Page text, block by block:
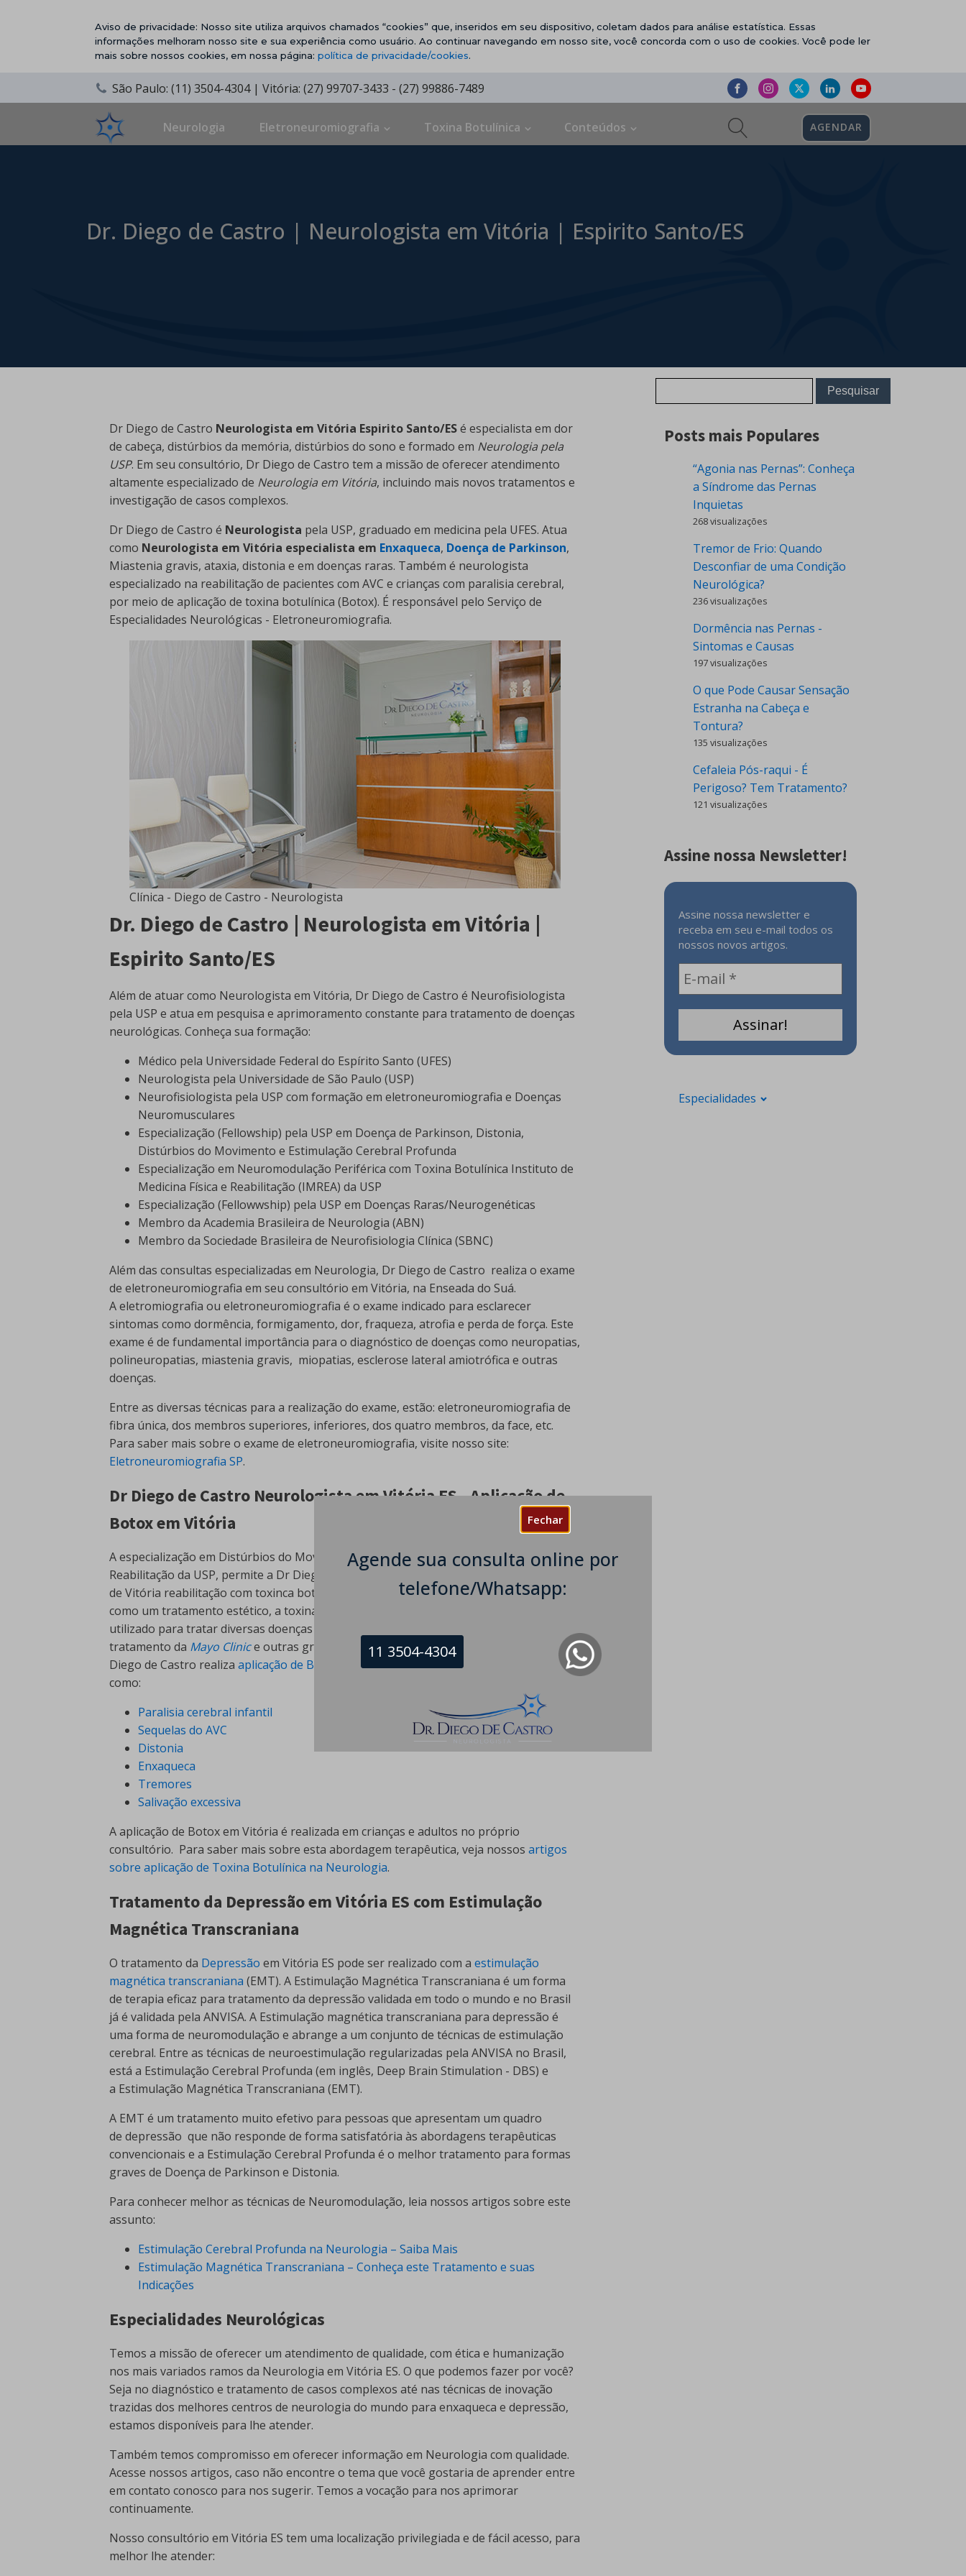
Fechar
Agende sua consulta online por
telefone/Whatsapp:
11 3504-4304
Aviso de privacidade: Nosso site utiliza arquivos chamados “cookies” que, inseridos em seu dispositivo, coletam dados para análise estatística. Essas
informações melhoram nosso site e sua experiência como usuário. Ao continuar navegando em nosso site, você concorda com o uso de cookies. Você pode ler
mais sobre nossos cookies, em nossa página: política de privacidade/cookies.
São Paulo: (11) 3504-4304 | Vitória: (27) 99707-3433 - (27) 99886-7489
Neurologia Eletroneuromiografia Toxina Botulínica Conteúdos AGENDAR
Dr. Diego de Castro | Neurologista em Vitória | Espirito Santo/ES
Dr Diego de Castro Neurologista em Vitória Espirito Santo/ESé especialista em dor
de cabeça, distúrbios da memória, distúrbios do sono e formado em Neurologia pela
USP. Em seu consultório, Dr Diego de Castro tem a missão de oferecer atendimento
altamente especializado de Neurologia em Vitória, incluindo mais novos tratamentos e
investigação de casos complexos.
Dr Diego de Castro é Neurologista pela USP, graduado em medicina pela UFES. Atua
como Neurologista em Vitória especialista em Enxaqueca, Doença de Parkinson,
Miastenia gravis, ataxia, distonia e em doenças raras. Também é neurologista
especializado na reabilitação de pacientes com AVC e crianças com paralisia cerebral,
por meio de aplicação de toxina botulínica (Botox). É responsável pelo Serviço de
Especialidades Neurológicas - Eletroneuromiografia.
Clínica - Diego de Castro - Neurologista
Dr. Diego de Castro | Neurologista em Vitória |
Espirito Santo/ES
Além de atuar como Neurologista em Vitória, Dr Diego de Castro é Neurofisiologista
pela USP e atua em pesquisa e aprimoramento constante para tratamento de doenças
neurológicas. Conheça sua formação:
Médico pela Universidade Federal do Espírito Santo (UFES)
Neurologista pela Universidade de São Paulo (USP)
Neurofisiologista pela USP com formação em eletroneuromiografia e Doenças
Neuromusculares
Especialização (Fellowship) pela USP em Doença de Parkinson, Distonia,
Distúrbios do Movimento e Estimulação Cerebral Profunda
Especialização em Neuromodulação Periférica com Toxina Botulínica Instituto de
Medicina Física e Reabilitação (IMREA) da USP
Especialização (Fellowwship) pela USP em Doenças Raras/Neurogenéticas
Membro da Academia Brasileira de Neurologia (ABN)
Membro da Sociedade Brasileira de Neurofisiologia Clínica (SBNC)
Além das consultas especializadas em Neurologia, Dr Diego de Castro realiza o exame
de eletroneuromiografia em seu consultório em Vitória, na Enseada do Suá.
A eletromiografia ou eletroneuromiografia é o exame indicado para esclarecer
sintomas como dormência, formigamento, dor, fraqueza, atrofia e perda de força. Este
exame é de fundamental importância para o diagnóstico de doenças como neuropatias,
polineuropatias, miastenia gravis, miopatias, esclerose lateral amiotrófica e outras
doenças.
Entre as diversas técnicas para a realização do exame, estão: eletroneuromiografia de
fibra única, dos membros superiores, inferiores, dos quatro membros, da face, etc.
Para saber mais sobre o exame de eletroneuromiografia, visite nosso site:
Eletroneuromiografia SP.
Dr Diego de Castro Neurologista em Vitória ES - Aplicação de
Botox em Vitória
A especialização em Distúrbios do Movimento e sua experiência no Instituto de
Reabilitação da USP, permite a Dr Diego de Castro Neurologista oferecer aos pacientes
de Vitória reabilitação com toxinca botulínica. Apesar de ser reconhecida popularmente
como um tratamento estético, a toxina botulínica (Botox) é um poderoso medicamento
utilizado para tratar diversas doenças neurológicas. Seguindo os protocolos de
tratamento da Mayo Clinice outras grandes instituições de Neurologia do mundo, Dr
Diego de Castro realiza aplicação de Botox
em Vitória para tratamento de condições
como:
Paralisia cerebral infantil
Sequelas do AVC
Distonia
Enxaqueca
Tremores
Salivação excessiva
A aplicação de Botox em Vitória é realizada em crianças e adultos no próprio
consultório. Para saber mais sobre esta abordagem terapêutica, veja nossos artigos
sobre aplicação de Toxina Botulínica na Neurologia.
Tratamento da Depressão em Vitória ES com Estimulação
Magnética Transcraniana
O tratamento da Depressão em Vitória ES pode ser realizado com a estimulação
magnética transcraniana (EMT). A Estimulação Magnética Transcraniana é um forma
de terapia eficaz para tratamento da depressão validada em todo o mundo e no Brasil
já é validada pela ANVISA. A Estimulação magnética transcraniana para depressão é
uma forma de neuromodulação e abrange a um conjunto de técnicas de estimulação
cerebral. Entre as técnicas de neuroestimulação regularizadas pela ANVISA no Brasil,
está a Estimulação Cerebral Profunda (em inglês, Deep Brain Stimulation - DBS) e
a Estimulação Magnética Transcraniana (EMT).
A EMT é um tratamento muito efetivo para pessoas que apresentam um quadro
de depressão que não responde de forma satisfatória às abordagens terapêuticas
convencionais e a Estimulação Cerebral Profunda é o melhor tratamento para formas
graves de Doença de Parkinson e Distonia.
Para conhecer melhor as técnicas de Neuromodulação, leia nossos artigos sobre este
assunto:
Estimulação Cerebral Profunda na Neurologia – Saiba Mais
Estimulação Magnética Transcraniana – Conheça este Tratamento e suas
Indicações
Especialidades Neurológicas
Temos a missão de oferecer um atendimento de qualidade, com ética e humanização
nos mais variados ramos da Neurologia em Vitória ES. O que podemos fazer por você?
Seja no diagnóstico e tratamento de casos complexos até nas técnicas de inovação
trazidas dos melhores centros de neurologia do mundo para enxaqueca e depressão,
estamos disponíveis para lhe atender.
Também temos compromisso em oferecer informação em Neurologia com qualidade.
Acesse nossos artigos, caso não encontre o tema que você gostaria de aprender entre
em contato conosco para nos sugerir. Temos a vocação para nos aprimorar
continuamente.
Nosso consultório em Vitória ES tem uma localização privilegiada e de fácil acesso, para
melhor lhe atender:
Posts mais Populares
“Agonia nas Pernas”: Conheça
a Síndrome das Pernas
Inquietas
268 visualizações
Tremor de Frio: Quando
Desconfiar de uma Condição
Neurológica?
236 visualizações
Dormência nas Pernas -
Sintomas e Causas
197 visualizações
O que Pode Causar Sensação
Estranha na Cabeça e
Tontura?
135 visualizações
Cefaleia Pós-raqui - É
Perigoso? Tem Tratamento?
121 visualizações
Assine nossa Newsletter!
Assine nossa newsletter e
receba em seu e-mail todos os
nossos novos artigos.
Especialidades